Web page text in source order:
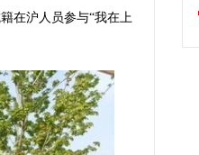
在沪人员参与“我在上